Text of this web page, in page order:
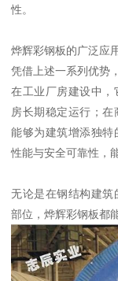
性。
烨辉彩钢板的广泛应
凭借上述一系列优势
在工业厂房建设中，
房长期稳定运行；在
能够为建筑增添独特
性能与安全可靠性，
无论是在钢结构建筑
部位，烨辉彩钢板都